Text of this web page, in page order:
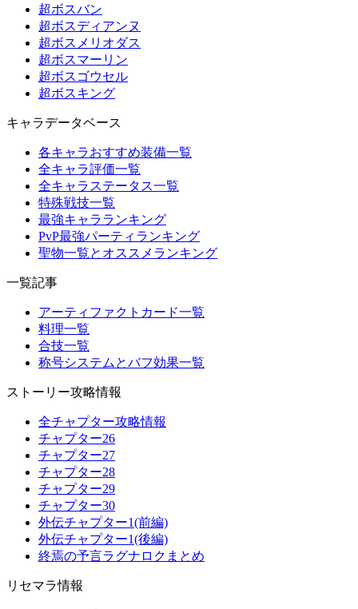
超ボスバン
超ボスディアンヌ
超ボスメリオダス
超ボスマーリン
超ボスゴウセル
超ボスキング
キャラデータベース
各キャラおすすめ装備一覧
全キャラ評価一覧
全キャラステータス一覧
特殊戦技一覧
最強キャラランキング
PvP最強パーティランキング
聖物一覧とオススメランキング
一覧記事
アーティファクトカード一覧
料理一覧
合技一覧
称号システムとバフ効果一覧
ストーリー攻略情報
全チャプター攻略情報
チャプター26
チャプター27
チャプター28
チャプター29
チャプター30
外伝チャプター1(前編)
外伝チャプター1(後編)
終焉の予言ラグナロクまとめ
リセマラ情報